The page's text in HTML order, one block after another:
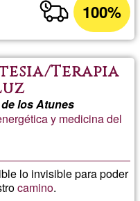
100%
Terapia
los Atunes
y medicina del
lo invisible para poder
camino.